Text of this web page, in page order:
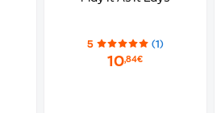
5 (1)
10,84€